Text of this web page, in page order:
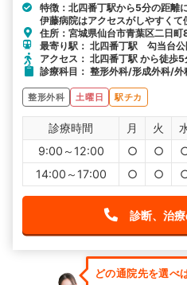
特徴：北四番丁駅から5分の距離
伊藤病院はアクセスがしやすくて
住所：宮城県仙台市青葉区二日
最寄り駅： 北四番丁駅 勾当台
アクセス： 北四番丁駅 から徒歩5
診療科目： 整形外科/形成外科/外
整形外科 土曜日 駅チカ
診療時間 月 火
9:00～12:00
○ ○
14:00～17:00
○ ○
診断、治
どの通院先を選べ